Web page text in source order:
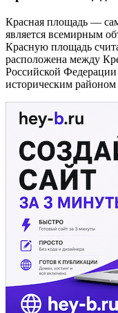
Красная площадь —
является всемирным
Красную площадь
расположена между
Российской
историческим